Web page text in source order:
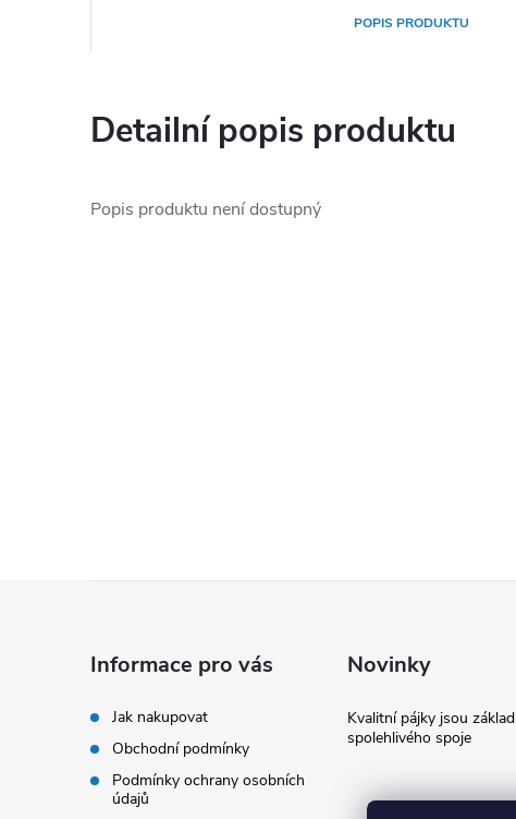
POPIS PRODUKTU
Detailní popis produktu
Popis produktu není dostupný
Informace pro vás
Jak nakupovat
Obchodní podmínky
Podmínky ochrany osobních
údajů
Novinky
Kvalitní pájky jsou základ
spolehlivého spoje